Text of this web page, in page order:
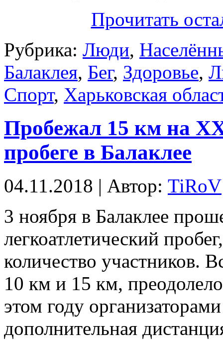
Прочитать
Рубрика: Люди,
Балаклея, Бег, Здоровье,
Спорт, Харьковская
Пробежал 15 км на
пробеге в Балаклее
04.11.2018 | Автор: TiRoV
3 ноября в Балаклее
легкоатлетический
количество участников.
10 км и 15 км,
этом году
дополнительная